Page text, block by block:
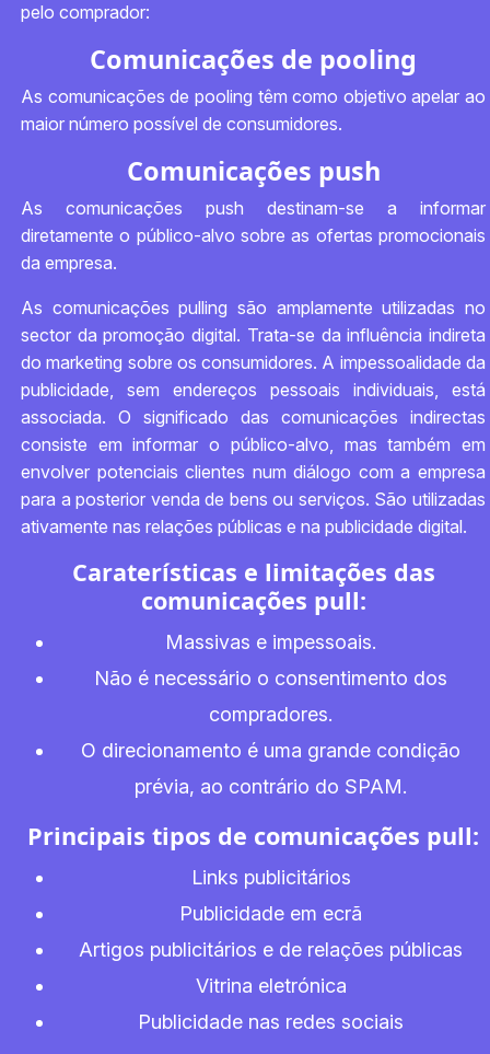
pelo comprador:
Comunicações de pooling
As comunicações de pooling têm como objetivo apelar ao
maior número possível de consumidores.
Comunicações push
As comunicações push destinam-se a informar
diretamente o público-alvo sobre as ofertas promocionais
da empresa.
As comunicações pulling são amplamente utilizadas no
sector da promoção digital. Trata-se da influência indireta
do marketing sobre os consumidores. A impessoalidade da
publicidade, sem endereços pessoais individuais, está
associada. O significado das comunicações indirectas
consiste em informar o público-alvo, mas também em
envolver potenciais clientes num diálogo com a empresa
para a posterior venda de bens ou serviços. São utilizadas
ativamente nas relações públicas e na publicidade digital.
Caraterísticas e limitações das
comunicações pull:
Massivas e impessoais.
Não é necessário o consentimento dos
compradores.
O direcionamento é uma grande condição
prévia, ao contrário do SPAM.
Principais tipos de comunicações pull:
Links publicitários
Publicidade em ecrã
Artigos publicitários e de relações públicas
Vitrina eletrónica
Publicidade nas redes sociais